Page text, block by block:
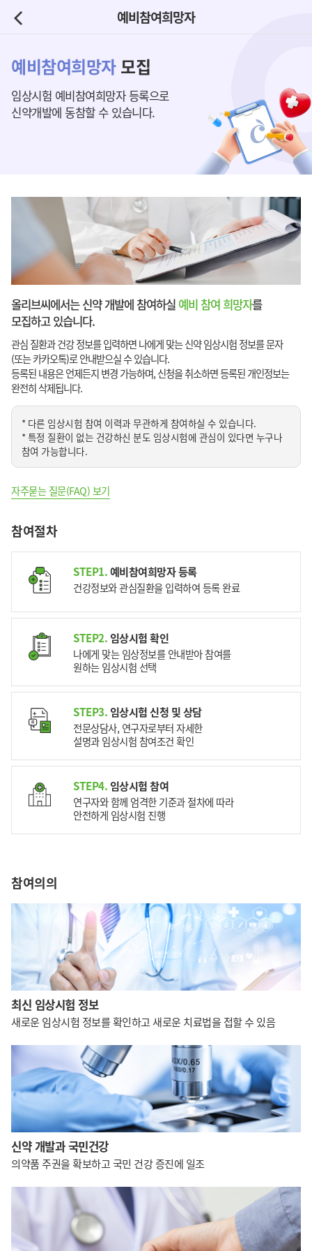
예비참여희망자
예비참여희망자모집
임상시험 예비참여희망자 등록으로
신약개발에 동참할 수 있습니다.
올리브씨에서는 신약 개발에 참여하실 예비 참여 희망자를
모집하고 있습니다.
관심 질환과 건강 정보를 입력하면 나에게 맞는 신약 임상시험 정보를 문자
(또는 카카오톡)로 안내받으실 수 있습니다.
등록된 내용은 언제든지 변경 가능하며, 신청을 취소하면 등록된 개인정보는
완전히 삭제됩니다.
* 다른 임상시험 참여 이력과 무관하게 참여하실 수 있습니다.
* 특정 질환이 없는 건강하신 분도 임상시험에 관심이 있다면 누구나
참여 가능합니다.
자주묻는 질문(FAQ) 보기
참여절차
STEP1.예비참여희망자 등록
건강정보와 관심질환을 입력하여등록 완료
STEP2. 임상시험 확인
나에게 맞는 임상정보를 안내받아 참여를
원하는 임상시험 선택
STEP3. 임상시험 신청 및 상담
전문상담사, 연구자로부터 자세한
설명과 임상시험 참여조건 확인
STEP4. 임상시험 참여
연구자와 함께 엄격한 기준과 절차에 따라
안전하게 임상시험 진행
참여의의
최신 임상시험 정보
새로운 임상시험 정보를 확인하고새로운 치료법을 접할 수 있음
신약 개발과 국민건강
의약품 주권을 확보하고국민 건강 증진에 일조